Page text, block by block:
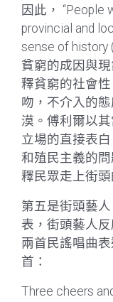
因此， “People
provincial and
sense of history
貧窮的成因與
釋貧窮的社會
吻，不介入的
漠。傅利爾以
立場的直接表
和殖民主義的
釋民眾走上街頭
第五是街頭藝
表，街頭藝人
兩首民謠唱曲
首：
Three cheers